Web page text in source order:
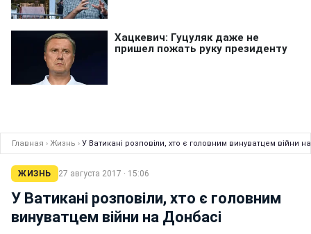
Главная › Жизнь › У Ватикані розповіли, хто є головним винуватцем війни
ЖИЗНЬ 27 августа 2017 · 15:06
У Ватикані розповіли, хто є головним
винуватцем війни на Донбасі